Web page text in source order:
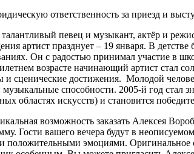
ответственность за приезд и
певец и музыкант, актёр и
артист празднует – 19 января. В
Он с радостью принимал участие в
возрасте начинающий артист стал
сценические достижения. Молодой
музыкальные способности. 2005-й год
областях искусств) и становится
возможность заказать Алексея
Гости вашего вечера будут в
положительными эмоциями.